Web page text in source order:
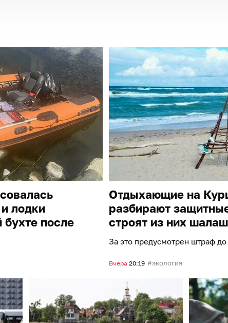
лодки
после
Отдыхающие на
разбирают
строят из них
За это предусмотрен штраф
Вчера 20:19 экология